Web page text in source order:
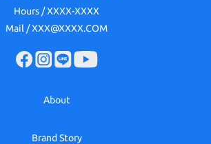
Hours / XXXX-XXXX
Mail / XXX@XXXX.COM
About
Brand Story